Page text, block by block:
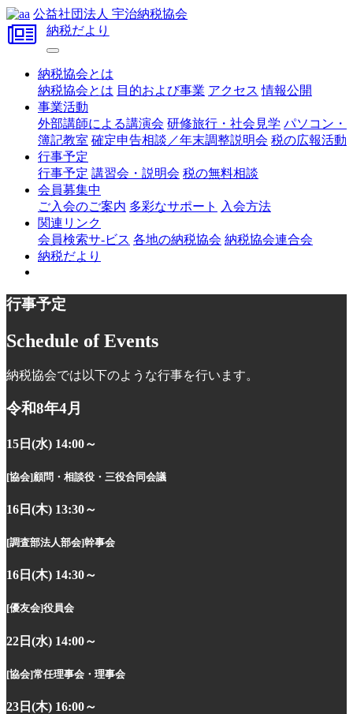
公益社団法人 宇治納税協会
納税だより
納税協会とは
納税協会とは 目的および事業 アクセス 情報公開
事業活動
外部講師による講演会 研修旅行・社会見学 パソコン・
簿記教室 確定申告相談／年末調整説明会 税の広報活動
行事予定
行事予定 講習会・説明会 税の無料相談
会員募集中
ご入会のご案内 多彩なサポート
入会方法
関連リンク
会員検索サ-ビス 各地の納税協会 納税協会連合会
納税だより
行事予定
Schedule of Events
納税協会では以下のような行事を行います。
令和8年4月
15日(水) 14:00～
[協会]顧問・相談役・三役合同会議
16日(木) 13:30～
[調査部法人部会]幹事会
16日(木) 14:30～
[優友会]役員会
22日(水) 14:00～
[協会]常任理事会・理事会
23日(木) 16:00～